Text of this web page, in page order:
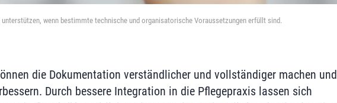
wenn bestimmte technische und organisatorische Voraussetzungen erfüllt sind.
die Dokumentation verständlicher und vollständiger machen und
Durch bessere Integration in die Pflegepraxis lassen sich